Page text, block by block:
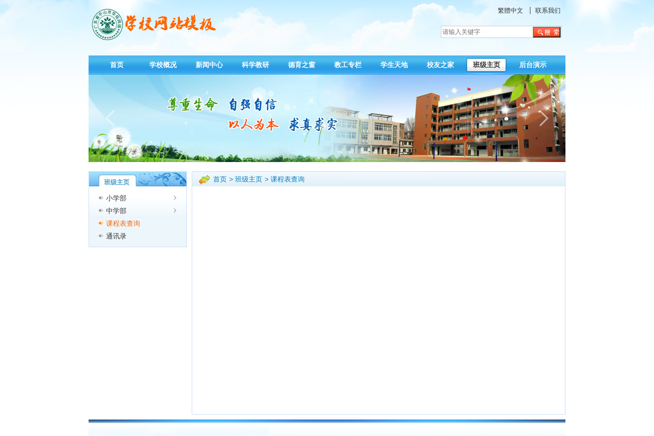
繁體中文 联系我们
首页 学校概况 新闻中心 科学教研 德育之窗 教工专栏 学生天地 校友之家 班级主页 后台演示
班级主页
小学部
中学部
课程表查询
通讯录
首页 > 班级主页 > 课程表查询